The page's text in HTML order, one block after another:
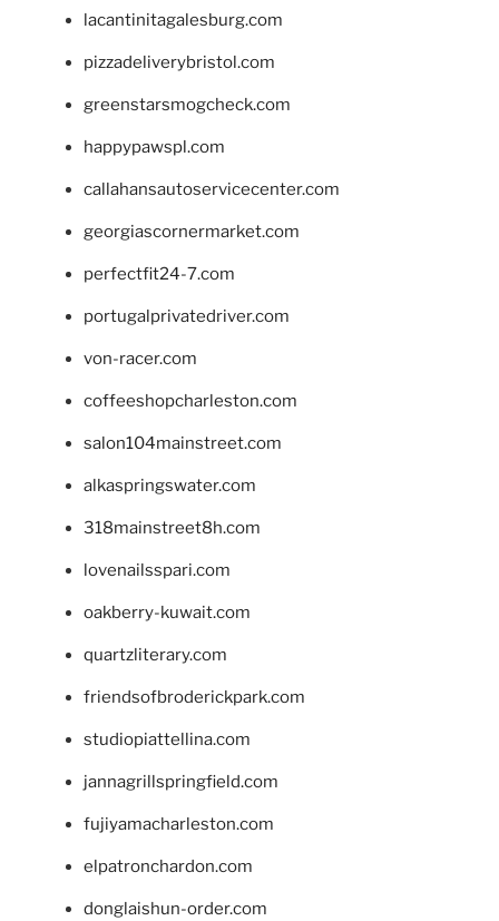
lacantinitagalesburg.com
pizzadeliverybristol.com
greenstarsmogcheck.com
happypawspl.com
callahansautoservicecenter.com
georgiascornermarket.com
perfectfit24-7.com
portugalprivatedriver.com
von-racer.com
coffeeshopcharleston.com
salon104mainstreet.com
alkaspringswater.com
318mainstreet8h.com
lovenailsspari.com
oakberry-kuwait.com
quartzliterary.com
friendsofbroderickpark.com
studiopiattellina.com
jannagrillspringfield.com
fujiyamacharleston.com
elpatronchardon.com
donglaishun-order.com